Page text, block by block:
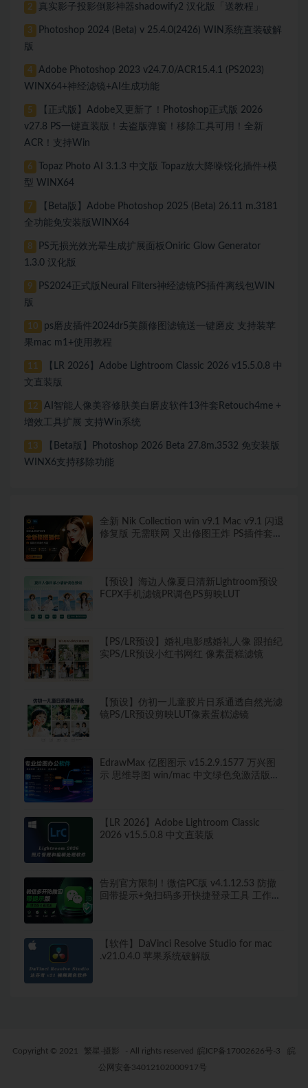
2 真实影子投影倒影神器shadowify2 汉化版「送教程」
3
Photoshop 2024 (Beta) v 25.4.0(2426) WIN系统直装破解
版
4
Adobe Photoshop 2023 v24.7.0/ACR15.4.1 (PS2023)
WINX64+神经滤镜+AI生成功能
5
【正式版】Adobe又更新了！Photoshop正式版 2026
v27.8 PS一键直装版！去盗版弹窗！移除工具可用！全新
ACR！支持Win
6
Topaz Photo AI 3.1.3 中文版 Topaz放大降噪锐化插件+模
型 WINX64
7
【Beta版】Adobe Photoshop 2025 (Beta) 26.11 m.3181
全功能免安装版WINX64
8
PS无损光效光晕生成扩展面板Oniric Glow Generator
1.3.0 汉化版
9
PS2024正式版Neural Filters神经滤镜PS插件离线包WIN
版
10
ps磨皮插件2024dr5美颜修图滤镜送一键磨皮 支持装苹
果mac m1+使用教程
11
【LR 2026】Adobe Lightroom Classic 2026 v15.5.0.8 中
文直装版
12
AI智能人像美容修肤美白磨皮软件13件套Retouch4me +
增效工具扩展 支持Win系统
13
【Beta版】Photoshop 2026 Beta 27.8m.3532 免安装版
WINX6支持移除功能
全新 Nik Collection win v9.1 Mac v9.1 闪退
修复版 无需联网 又出修图王炸 PS插件套装
【预设】海边人像夏日清新Lightroom预设
FCPX手机滤镜PR调色PS剪映LUT
【PS/LR预设】婚礼电影感婚礼人像 跟拍纪
实PS/LR预设小红书网红 像素蛋糕滤镜
【预设】仿初一儿童胶片日系通透自然光滤
镜PS/LR预设剪映LUT像素蛋糕滤镜
EdrawMax 亿图图示 v15.2.9.1577 万兴图
示 思维导图 win/mac 中文绿色免激活版
【LR 2026】Adobe Lightroom Classic
2026 v15.5.0.8 中文直装版
告别官方限制！微信PC版 v4.1.12.53 防撤
回带提示+免扫码多开快捷登录工具 工作生
【软件】DaVinci Resolve Studio for mac
.v21.0.4.0 苹果系统破解版
Copyright © 2021 繁星-摄影 - All rights reserved 皖ICP备17002626号-3
皖
公网安备34012102000917号